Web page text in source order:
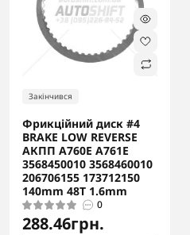
Закінчився
Фрикційний диск #4
BRAKE LOW REVERSE
АКПП A760E A761E
3568450010 3568460010
206706155 173712150
140mm 48T 1.6mm
0
288.46грн.